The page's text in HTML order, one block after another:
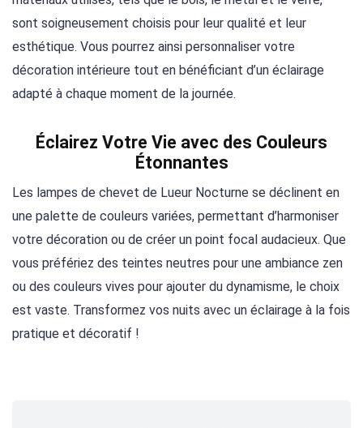
sont soigneusement choisis pour leur qualité et leur
esthétique. Vous pourrez ainsi personnaliser votre
décoration intérieure tout en bénéficiant d’un éclairage
adapté à chaque moment de la journée.
Éclairez Votre Vie avec des Couleurs
Étonnantes
Les lampes de chevet de Lueur Nocturne se déclinent en
une palette de couleurs variées, permettant d’harmoniser
votre décoration ou de créer un point focal audacieux. Que
vous préfériez des teintes neutres pour une ambiance zen
ou des couleurs vives pour ajouter du dynamisme, le choix
est vaste. Transformez vos nuits avec un éclairage à la fois
pratique et décoratif !